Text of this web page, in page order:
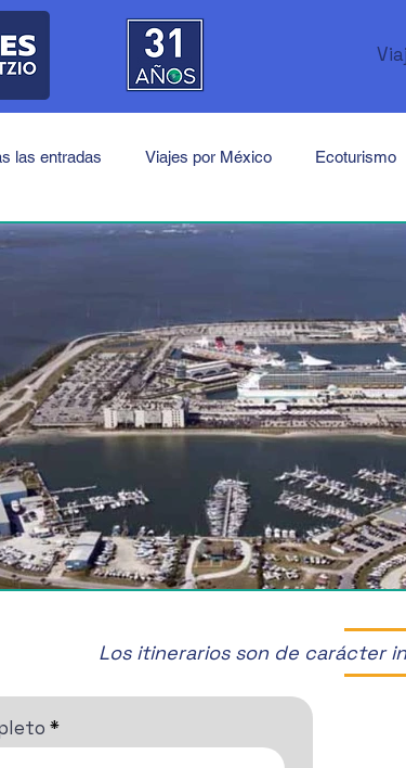
las entradas Viajes por México Ecoturismo
Próximos Viajes
China India Tailandia
Medio Oriente Turquía Jordania
Los itinerarios son de carácter